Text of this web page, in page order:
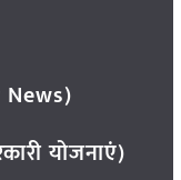
योजनाएं)